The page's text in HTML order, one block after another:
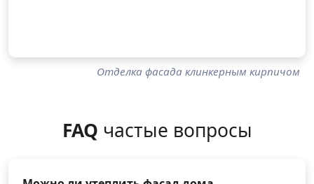
Отделка фасада клинкерным кирпичом
FAQ частые вопросы